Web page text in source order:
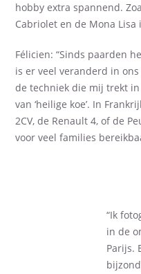
hobby extra spannend.
Cabriolet en de Mona Lisa
Félicien: “Sinds paarden
is er veel veranderd in
de techniek die mij trekt in
van ‘heilige koe’. In
2CV, de Renault 4, of de
voor veel families
“Ik
in de
Parijs.